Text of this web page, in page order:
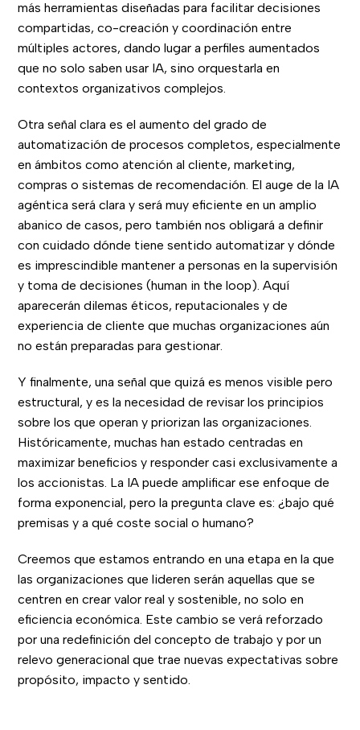
más herramientas diseñadas para facilitar decisiones
compartidas, co-creación y coordinación entre
múltiples actores, dando lugar a perfiles aumentados
que no solo saben usar IA, sino orquestarla en
contextos organizativos complejos.
Otra señal clara es el aumento del grado de
automatización de procesos completos, especialmente
en ámbitos como atención al cliente, marketing,
compras o sistemas de recomendación. El auge de la IA
agéntica será clara y será muy eficiente en un amplio
abanico de casos, pero también nos obligará a definir
con cuidado dónde tiene sentido automatizar y dónde
es imprescindible mantener a personas en la supervisión
y toma de decisiones (human in the loop). Aquí
aparecerán dilemas éticos, reputacionales y de
experiencia de cliente que muchas organizaciones aún
no están preparadas para gestionar.
Y finalmente, una señal que quizá es menos visible pero
estructural, y es la necesidad de revisar los principios
sobre los que operan y priorizan las organizaciones.
Históricamente, muchas han estado centradas en
maximizar beneficios y responder casi exclusivamente a
los accionistas. La IA puede amplificar ese enfoque de
forma exponencial, pero la pregunta clave es: ¿bajo qué
premisas y a qué coste social o humano?
Creemos que estamos entrando en una etapa en la que
las organizaciones que lideren serán aquellas que se
centren en crear valor real y sostenible, no solo en
eficiencia económica. Este cambio se verá reforzado
por una redefinición del concepto de trabajo y por un
relevo generacional que trae nuevas expectativas sobre
propósito, impacto y sentido.